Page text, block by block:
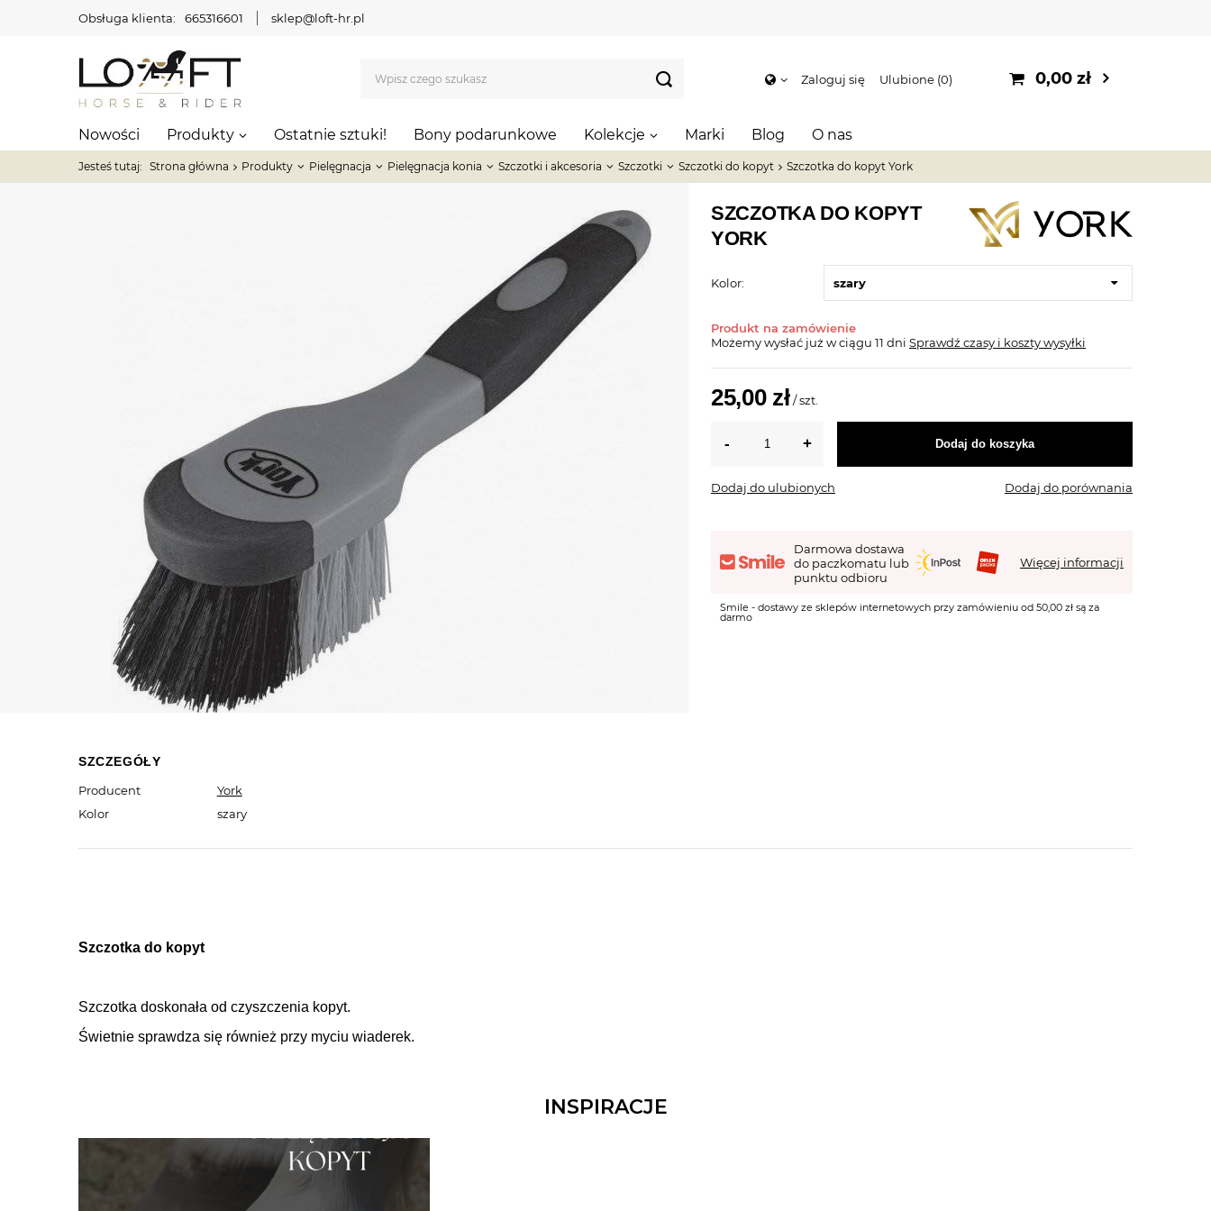
Obsługa klienta: 665316601 sklep@loft-hr.pl
Zaloguj się Ulubione 0 0,00 zł
Nowości Produkty Ostatnie sztuki! Bony podarunkowe Kolekcje Marki Blog O nas
Jesteś tutaj: Strona główna Produkty Pielęgnacja Pielęgnacja konia Szczotki i akcesoria Szczotki Szczotki do kopyt Szczotka do kopyt York
SZCZOTKA DO KOPYT
YORK
Kolor: szary
Produkt na zamówienie
Możemy wysłać już w ciągu 11 dni Sprawdź czasy i koszty wysyłki
25,00 zł /szt.
Dodaj do koszyka
Dodaj do ulubionych Dodaj do porównania
Darmowa dostawa
do paczkomatu lub
punktu odbioru
Więcej informacji
Smile - dostawy ze sklepów internetowych przy zamówieniu od 50,00 zł są za
darmo
SZCZEGÓŁY
Producent
York
Kolor
szary
Szczotka do kopyt
Szczotka doskonała od czyszczenia kopyt.
Świetnie sprawdza się również przy myciu wiaderek.
INSPIRACJE